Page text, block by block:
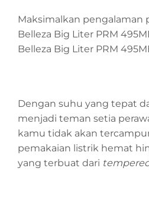
Maksimalkan
Belleza Big Liter PRM
Belleza Big Liter PRM
Dengan suhu yang tepat
menjadi teman setia
kamu tidak akan
pemakaian listrik hemat
yang terbuat dari